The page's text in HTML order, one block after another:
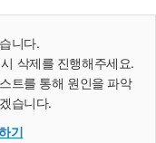
니다.
삭제를 진행해주세요.
트를 통해 원인을 파악
습니다.
기